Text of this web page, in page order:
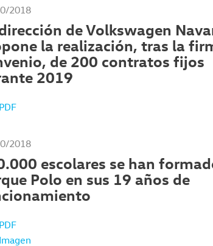
2018
de Volkswagen
la realización, tras la
de 200 contratos fijos
2019
PDF
2018
escolares se han
Polo en sus 19 años de
PDF
Imagen